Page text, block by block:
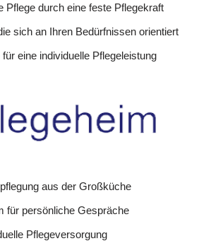
Pflege durch eine feste Pflegekraft
sich an Ihren Bedürfnissen orientiert
eine individuelle Pflegeleistung
aus der Großküche
für persönliche Gespräche
Pflegeversorgung